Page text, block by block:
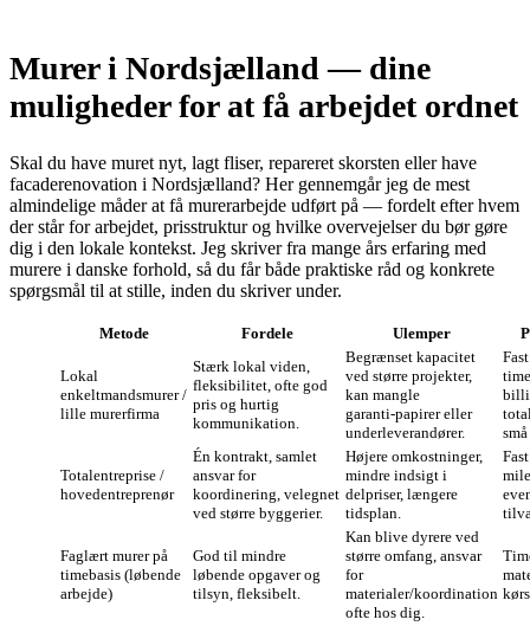
Murer i Nordsjælland — dine
muligheder for at få arbejdet ordnet
Skal du have muret nyt, lagt fliser, repareret skorsten eller have
facaderenovation i Nordsjælland? Her gennemgår jeg de mest
almindelige måder at få murerarbejde udført på — fordelt efter hvem
der står for arbejdet, prisstruktur og hvilke overvejelser du bør gøre
dig i den lokale kontekst. Jeg skriver fra mange års erfaring med
murere i danske forhold, så du får både praktiske råd og konkrete
spørgsmål til at stille, inden du skriver under.
Metode Fordele Ulemper
Lokal
enkeltmandsmurer /
lille murerfirma
Stærk lokal viden,
fleksibilitet, ofte god
pris og hurtig
kommunikation.
Begrænset kapacitet
ved større projekter,
kan mangle
garanti‑papirer eller
underleverandører.
Totalentreprise /
hovedentreprenør
Én kontrakt, samlet
ansvar for
koordinering, velegnet
ved større byggerier.
Højere omkostninger,
mindre indsigt i
delpriser, længere
tidsplan.
Faglært murer på
timebasis (løbende
arbejde)
God til mindre
løbende opgaver og
tilsyn, fleksibelt.
Kan blive dyrere ved
større omfang, ansvar
for
materialer/koordination
ofte hos dig.